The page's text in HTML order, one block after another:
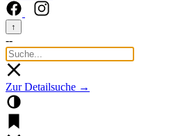
↑
--
Zur Detailsuche →